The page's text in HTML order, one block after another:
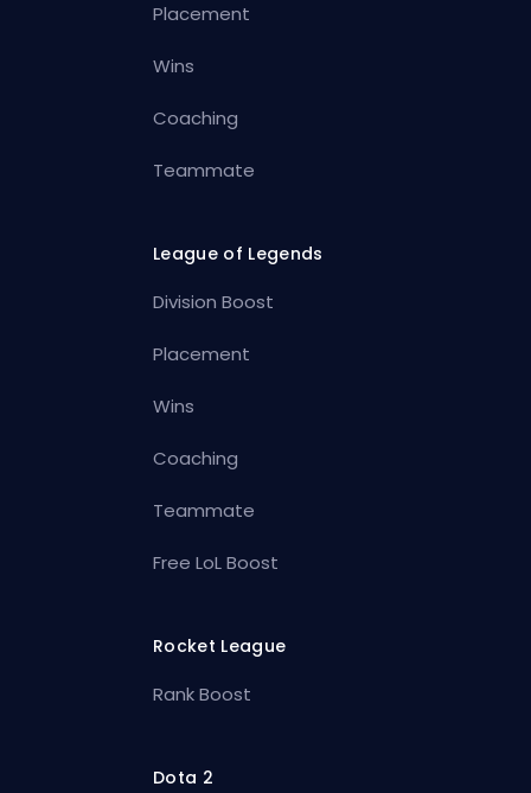
Placement
Wins
Coaching
Teammate
League of Legends
Division Boost
Placement
Wins
Coaching
Teammate
Free LoL Boost
Rocket League
Rank Boost
Dota 2